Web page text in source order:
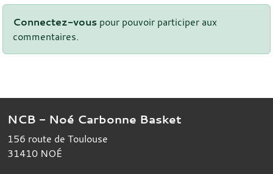
Connectez-vous pour pouvoir participer aux
commentaires.
NCB - Noé Carbonne Basket
156 route de Toulouse
31410 NOÉ